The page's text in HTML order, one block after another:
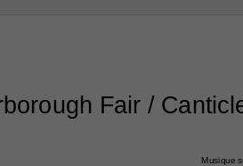
Fair /
Musique